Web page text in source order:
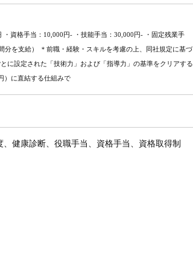
資格手当：10,000円- ・技能手当：30,000円- ・固定残業手
を支給） ＊前職・経験・スキルを考慮の上、同社規定に基づ
に設定された「技術力」および「指導力」の基準をクリアする
）に直結する仕組みで
健康診断、役職手当、資格手当、資格取得制